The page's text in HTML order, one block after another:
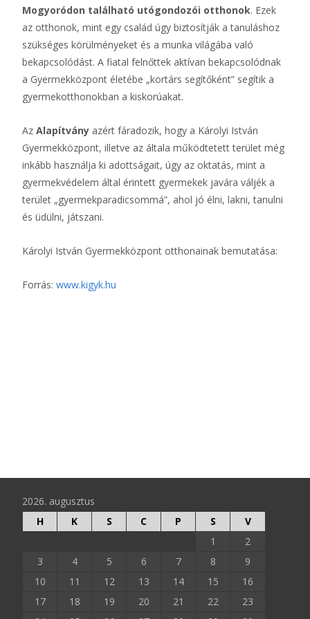
Mogyoródon található utógondozói otthonok. Ezek
az otthonok, mint egy család úgy biztosítják a tanuláshoz
szükséges körülményeket és a munka világába való
bekapcsolódást. A fiatal felnőttek aktívan bekapcsolódnak
a Gyermekközpont életébe „kortárs segítőként” segítik a
gyermekotthonokban a kiskorúakat.
Az Alapítvány azért fáradozik, hogy a Károlyi István
Gyermekközpont, illetve az általa működtetett terület még
inkább használja ki adottságait, úgy az oktatás, mint a
gyermekvédelem által érintett gyermekek javára váljék a
terület „gyermekparadicsommá”, ahol jó élni, lakni, tanulni
és üdülni, játszani.
Károlyi István Gyermekközpont otthonainak bemutatása:
Forrás: www.kigyk.hu
2026. augusztus
H
K S C P S
V
1
2
3
4 5 6 7 8
9
10
11 12 13 14 15
16
17
18 19 20 21 22
23